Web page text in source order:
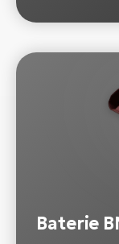
Baterie